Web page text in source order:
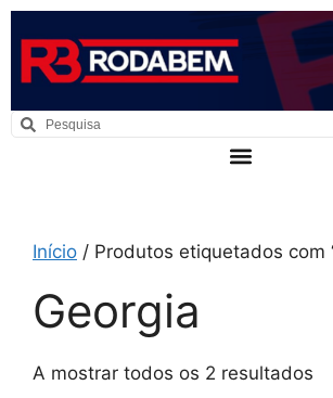
Início / Produtos etiquetados com
Georgia
A mostrar todos os 2 resultados